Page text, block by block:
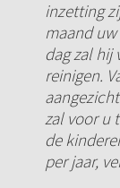
inzetting
maand
dag zal hij
reinigen.
zal voor u
de
per jaar,